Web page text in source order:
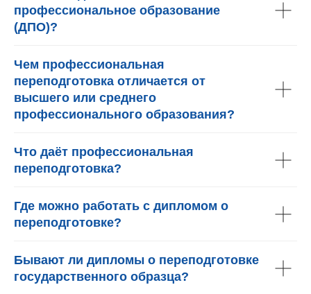
профессиональное образование
(ДПО)?
Чем профессиональная
переподготовка отличается от
высшего или среднего
профессионального образования?
Что даёт профессиональная
переподготовка?
Где можно работать с дипломом о
переподготовке?
Бывают ли дипломы о переподготовке
государственного образца?